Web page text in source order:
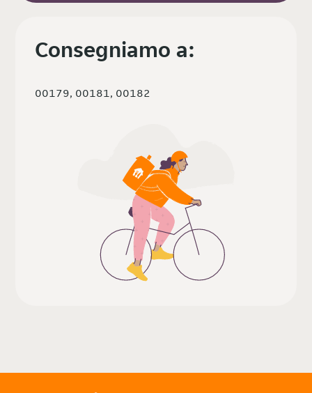
Consegniamo a:
00179, 00181, 00182